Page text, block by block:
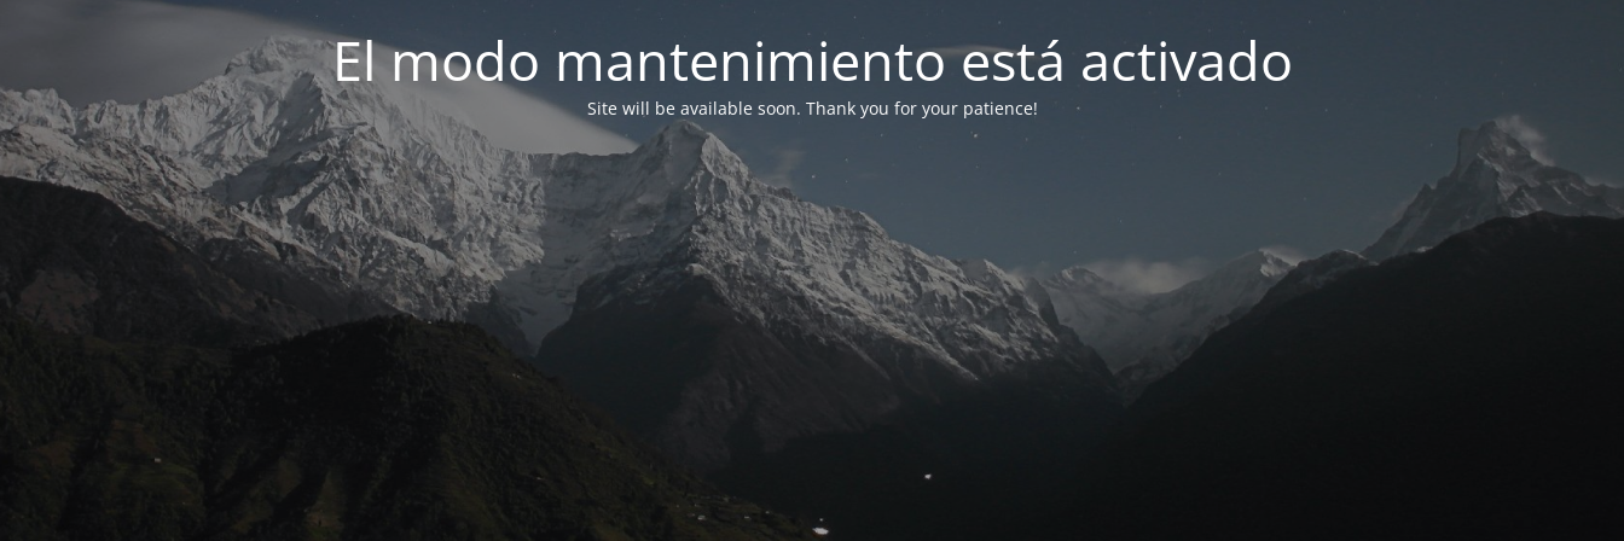
El modo mantenimiento está activado
Site will be available soon. Thank you for your patience!